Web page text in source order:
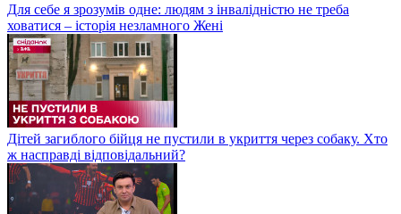
Для себе я зрозумів одне: людям з інвалідністю не треба
ховатися – історія незламного Жені
Дітей загиблого бійця не пустили в укриття через собаку. Хто
ж насправді відповідальний?